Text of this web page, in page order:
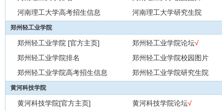
河南理工大学高考招生信息
河南理工大学研究生院
郑州轻工业学院
郑州轻工业学院 [官方主页] 郑州轻工业学院论坛√
郑州轻工业学院排名
郑州轻工业学院校园图片
郑州轻工业学院高考招生信息
郑州轻工业学院研究生院
黄河科技学院
黄河科技学院[官方主页] 黄河科技学院论坛√